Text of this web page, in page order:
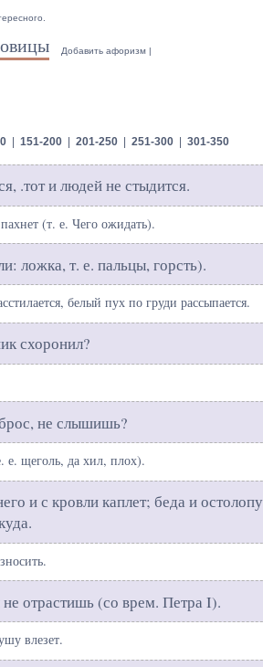
Добавить афоризм |
| 151-200| 201-250| 251-300| 301-350
.тот и людей не стыдится.
(т. е. Чего ожидать).
ложка, т. е. пальцы, горсть).
белый пух по груди рассыпается.
схоронил?
не слышишь?
е. щеголь, да хил, плох).
и с кровли каплет; беда и
отрастишь (со врем. Петра I).
влезет.